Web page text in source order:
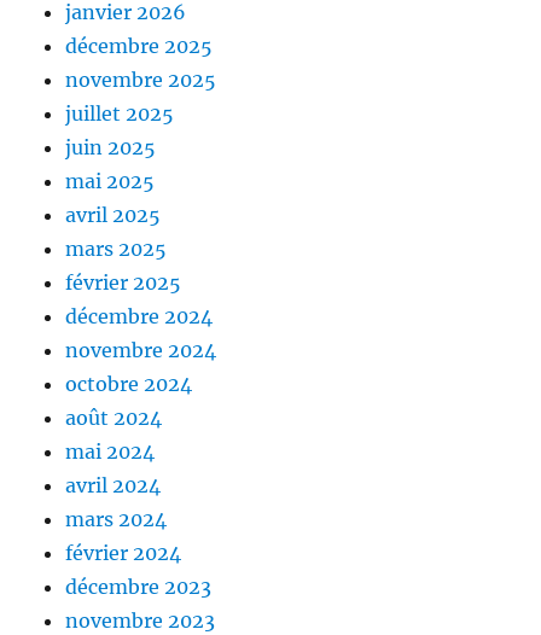
janvier 2026
décembre 2025
novembre 2025
juillet 2025
juin 2025
mai 2025
avril 2025
mars 2025
février 2025
décembre 2024
novembre 2024
octobre 2024
août 2024
mai 2024
avril 2024
mars 2024
février 2024
décembre 2023
novembre 2023